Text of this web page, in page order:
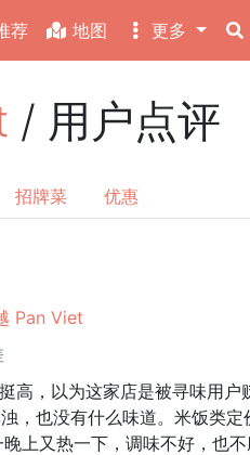
荐 地图 更多
/ 用户点评
招牌菜 优惠
Pan Viet
高，以为这家店是被寻味用户
，也没有什么味道。米饭类
上又热一下，调味不好，也不